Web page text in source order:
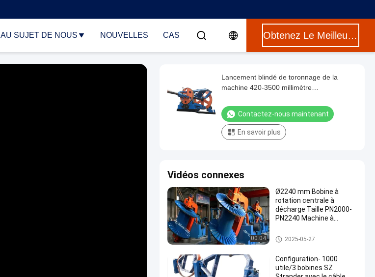
AU SUJET DE NOUS NOUVELLES CAS Obtenez Le Meilleur Prix
Lancement blindé de toronnage de la
machine 420-3500 millimètre
Contactez-nous maintenant
En savoir plus
Vidéos connexes
00:04
Ø2240 mm Bobine à
rotation centrale à
décharge Taille PN2000-
PN2240 Machine à
une puissance moteur de
22 kW et une vitesse de
machine de tornade de tambo
ur
2025-05-27
Configuration- 1000
utile/3 bobines SZ